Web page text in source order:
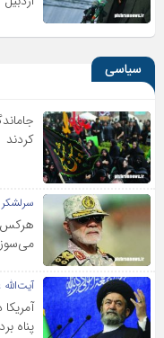
سیاسی
کردند
سرلشکر
هرکس
پناه برد